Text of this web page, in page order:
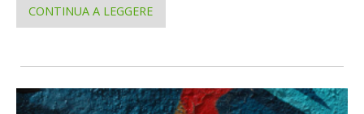
CONTINUA A LEGGERE